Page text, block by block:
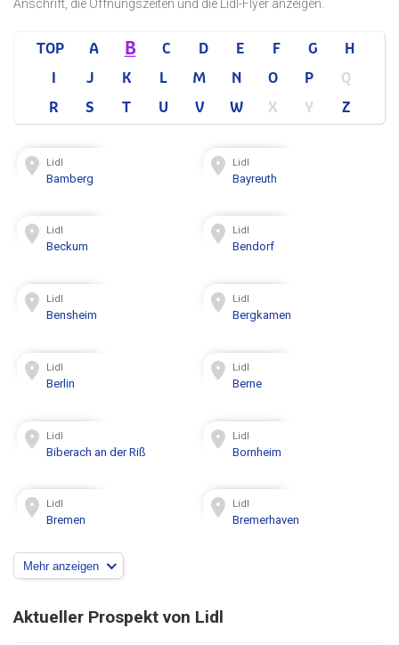
Anschrift, die Öffnungszeiten und die Lidl-Flyer anzeigen.
TOP A B C D E F G
H
I
J K L M N O P
Q
R
S T U V W X Y Z
Lidl
Bamberg
Lidl
Bayreuth
Lidl
Beckum
Lidl
Bendorf
Lidl
Bensheim
Lidl
Bergkamen
Lidl
Berlin
Lidl
Berne
Lidl
Biberach an der Riß
Lidl
Bornheim
Lidl
Bremen
Lidl
Bremerhaven
Mehr anzeigen
Aktueller Prospekt von Lidl